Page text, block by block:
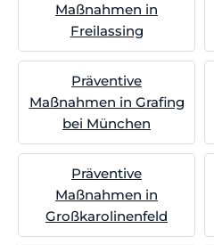
Maßnahmen in
Freilassing
Präventive
Maßnahmen in Grafing
bei München
Präventive
Maßnahmen in
Großkarolinenfeld